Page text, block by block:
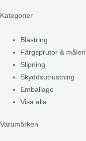
Kategorier
Blästring
Färgsprutor & måleri
Slipning
Skyddsutrustning
Emballage
Visa alla
Varumärken